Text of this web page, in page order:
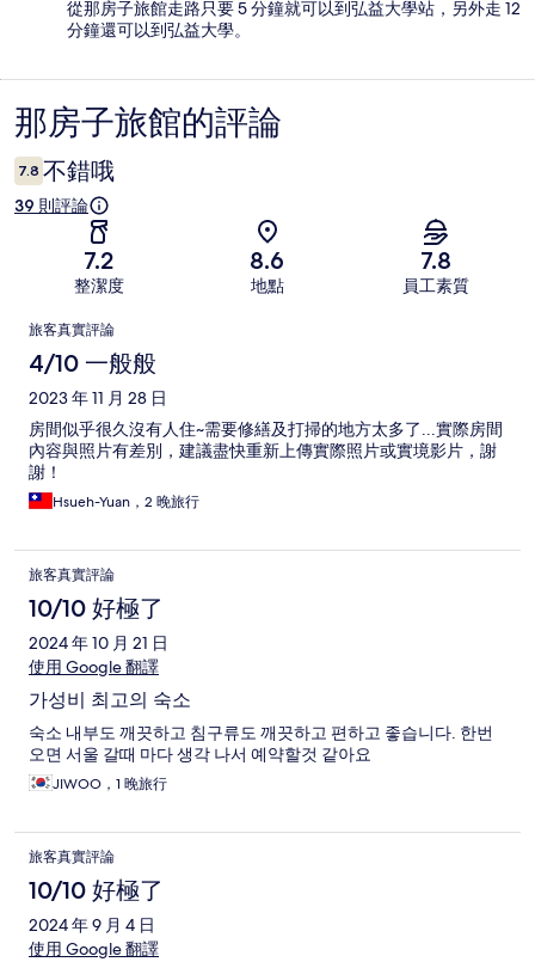
從那房子旅館走路只要 5 分鐘就可以到弘益大學站，另外走 12
分鐘還可以到弘益大學。
評
論
那房子旅館的評論
7.8 不錯哦
39 則評論
7.2
整潔度
8.6
地點
7.8
員工素質
評
論
旅客真實評論
4/10 一般般
2023 年 11 月 28 日
房間似乎很久沒有人住~需要修繕及打掃的地方太多了...實際房間
內容與照片有差別，建議盡快重新上傳實際照片或實境影片，謝
謝！
Hsueh-Yuan，2 晚旅行
旅客真實評論
10/10 好極了
2024 年 10 月 21 日
使用 Google 翻譯
가성비 최고의 숙소
숙소 내부도 깨끗하고 침구류도 깨끗하고 편하고 좋습니다. 한번
오면 서울 갈때 마다 생각 나서 예약할것 같아요
JIWOO，1 晚旅行
旅客真實評論
10/10 好極了
2024 年 9 月 4 日
使用 Google 翻譯